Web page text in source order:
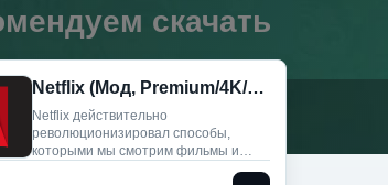
скачать
Netflix (Мод, Premium/4K/All Region)
Netflix действительно
революционизировал способы,
которыми мы смотрим фильмы и